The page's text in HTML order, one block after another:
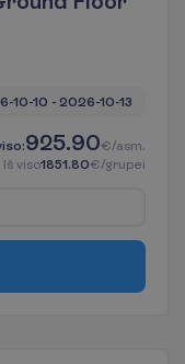
10-10 - 2026-10-13
iso:925.90€/asm.
Iš viso1851.80€/grupei